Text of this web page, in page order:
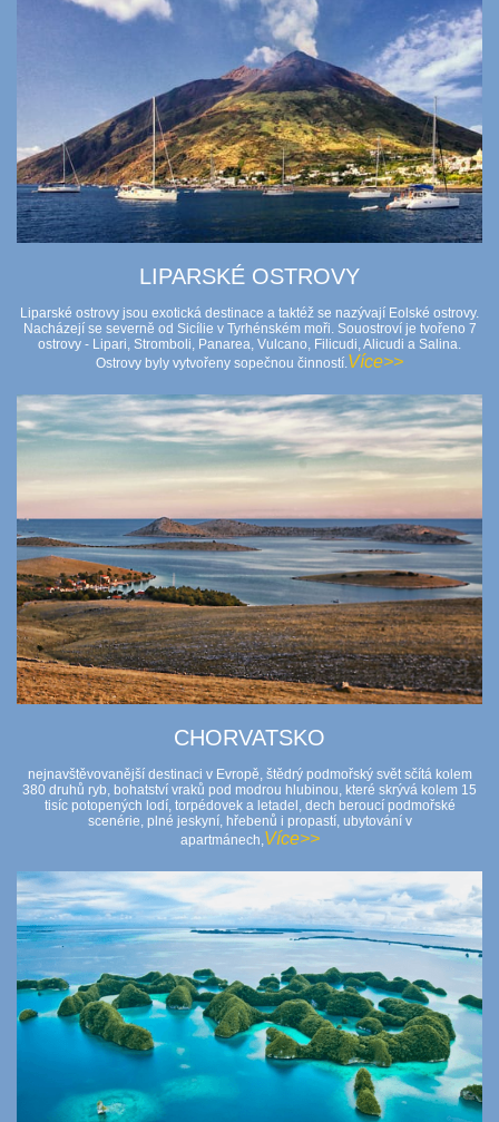
LIPARSKÉ OSTROVY
Liparské ostrovy jsou exotická destinace a taktéž se nazývají Eolské ostrovy.
Nacházejí se severně od Sicílie v Tyrhénském moři. Souostroví je tvořeno 7
ostrovy - Lipari, Stromboli, Panarea, Vulcano, Filicudi, Alicudi a Salina.
Ostrovy byly vytvořeny sopečnou činností. Více>>
CHORVATSKO
nejnavštěvovanější destinaci v Evropě, štědrý podmořský svět sčítá kolem
380 druhů ryb, bohatství vraků pod modrou hlubinou, které skrývá kolem 15
tisíc potopených lodí, torpédovek a letadel, dech beroucí podmořské
scenérie, plné jeskyní, hřebenů i propastí, ubytování v
apartmánech,Více>>